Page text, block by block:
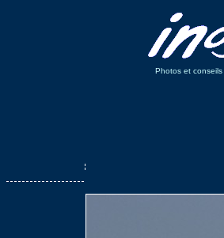
Photos et